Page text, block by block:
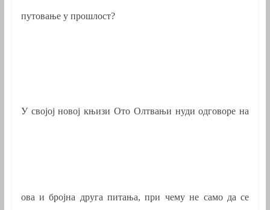
путовање у прошлост?
У својој новој књизи Ото Олтвањи нуди одговоре на
ова и бројна друга питања, при чему не само да се